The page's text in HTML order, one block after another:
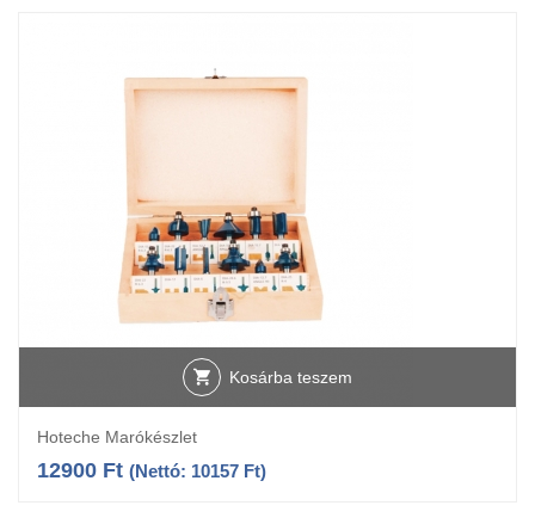
Kosárba teszem
Hoteche Marókészlet
12900 Ft (Nettó: 10157 Ft)